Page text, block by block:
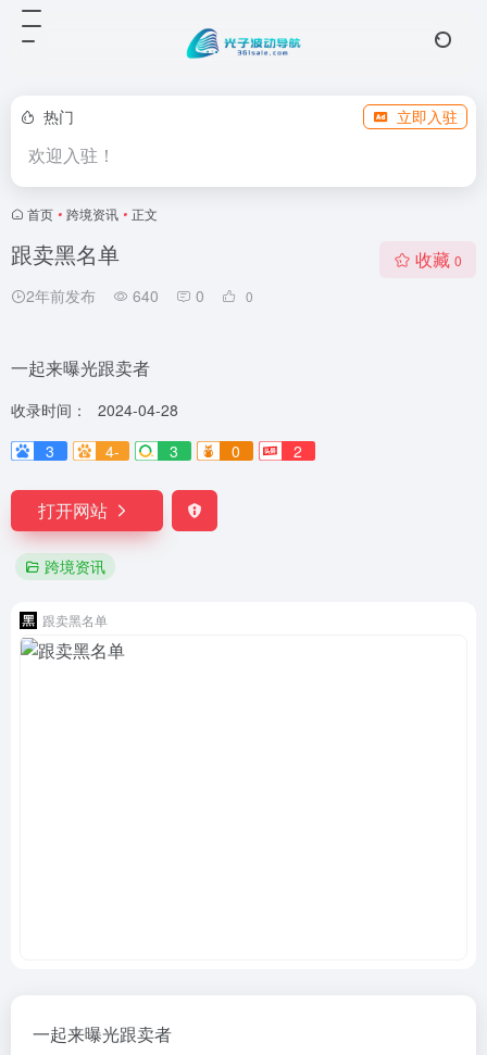
热门 立即入驻
欢迎入驻！
首页 • 跨境资讯 • 正文
跟卖黑名单
2年前发布 640 0 0
收藏 0
一起来曝光跟卖者
收录时间：
2024-04-28
3
4- 3 0 2
打开网站
跨境资讯
跟卖黑名单
一起来曝光跟卖者